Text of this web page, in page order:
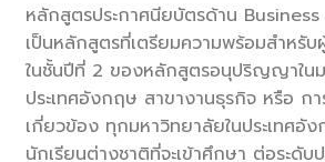
หลักสูตรประกาศนียบัตรด้าน
เป็นหลักสูตรที่เตรียมความพร้อมสำหรั
ในชั้นปีที่ 2 ของหลักสูตรอนุปริญญาใน
ประเทศอังกฤษ สาขางานธุรกิจ หรือ ก
เกี่ยวข้อง ทุกมหาวิทยาลัยในประเทศอั
นักเรียนต่างชาติที่จะเข้าศึกษา ต่อระ